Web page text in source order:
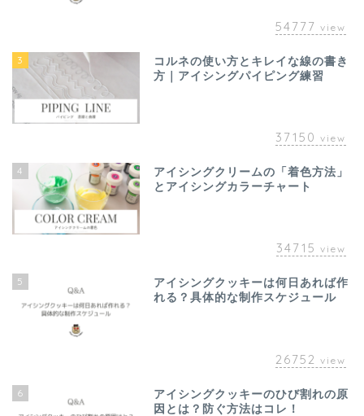
54777 view
3
コルネの使い方とキレイな線の書き
方｜アイシングパイピング練習
37150 view
4
アイシングクリームの「着色方法」
とアイシングカラーチャート
34715 view
5
アイシングクッキーは何日あれば作
れる？具体的な制作スケジュール
26752 view
6
アイシングクッキーのひび割れの原
因とは？防ぐ方法はコレ！